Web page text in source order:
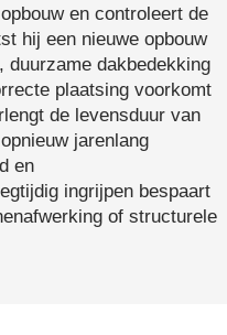
en controleert de
hij een nieuwe opbouw
duurzame dakbedekking
plaatsing voorkomt
de levensduur van
jarenlang
en
ingrijpen bespaart
of structurele